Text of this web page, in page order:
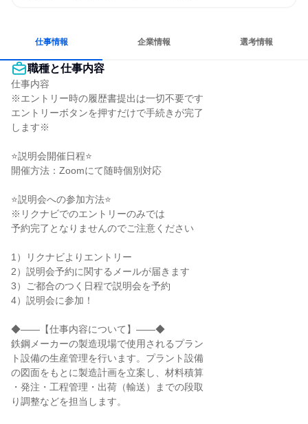
仕事情報 企業情報 選考情報
職種と仕事内容
仕事内容
※エントリー時の履歴書提出は一切不要です
エントリーボタンを押すだけで手続きが完了
します※
⭐説明会開催日程⭐
開催方法：Zoomにて随時個別対応
⭐説明会への参加方法⭐
※リクナビでのエントリーのみでは
予約完了となりませんのでご注意ください
1）リクナビよりエントリー
2）説明会予約に関するメールが届きます
3）ご都合のつく日程で説明会を予約
4）説明会に参加！
◆――【仕事内容について】――◆
鉄鋼メーカーの製造現場で使用されるプラン
ト設備の生産管理を行います。プラント設備
の図面をもとに製造計画を立案し、材料積算
・発注・工程管理・出荷（輸送）までの段取
り調整などを担当します。